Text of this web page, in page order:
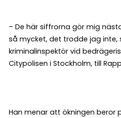
– De här siffrorna gör mig
så mycket, det trodde jag inte,
kriminalinspektör vid
Citypolisen i Stockholm, till
Han menar att ökningen beror